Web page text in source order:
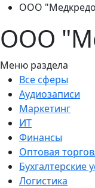
ООО
ООО
Меню раздела
Все сферы
Аудиозаписи
Маркетинг
ИТ
Финансы
Оптовая
Бухгалтерские
Логистика